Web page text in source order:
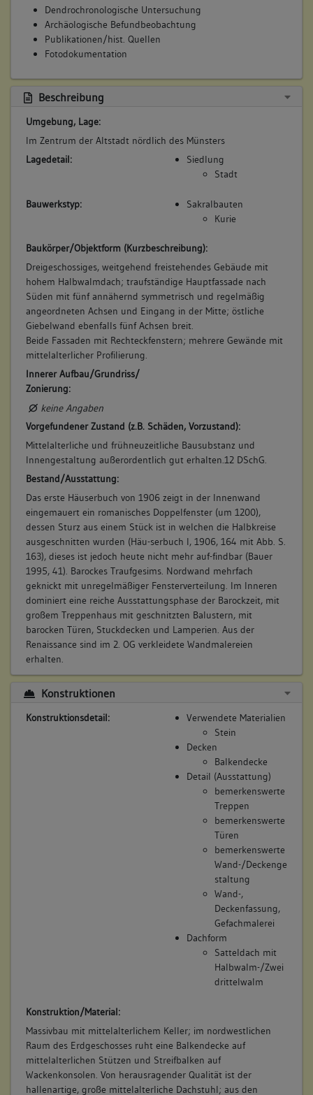
Dendrochronologische Untersuchung
Archäologische Befundbeobachtung
Publikationen/hist. Quellen
Fotodokumentation
Beschreibung
Umgebung, Lage:
Im Zentrum der Altstadt nördlich des Münsters
Lagedetail:
Siedlung
Stadt
Bauwerkstyp:
Sakralbauten
Kurie
Baukörper/Objektform (Kurzbeschreibung):
Dreigeschossiges, weitgehend freistehendes Gebäude mit
hohem Halbwalmdach; traufständige Hauptfassade nach
Süden mit fünf annähernd symmetrisch und regelmäßig
angeordneten Achsen und Eingang in der Mitte; östliche
Giebelwand ebenfalls fünf Achsen breit.
Beide Fassaden mit Rechteckfenstern; mehrere Gewände mit
mittelalterlicher Profilierung.
Innerer Aufbau/Grundriss/
Zonierung:
keine Angaben
Vorgefundener Zustand (z.B. Schäden, Vorzustand):
Mittelalterliche und frühneuzeitliche Bausubstanz und
Innengestaltung außerordentlich gut erhalten.12 DSchG.
Bestand/Ausstattung:
Das erste Häuserbuch von 1906 zeigt in der Innenwand
eingemauert ein romanisches Doppelfenster (um 1200),
dessen Sturz aus einem Stück ist in welchen die Halbkreise
ausgeschnitten wurden (Häu-serbuch I, 1906, 164 mit Abb. S.
163), dieses ist jedoch heute nicht mehr auf-findbar (Bauer
1995, 41). Barockes Traufgesims. Nordwand mehrfach
geknickt mit unregelmäßiger Fensterverteilung. Im Inneren
dominiert eine reiche Ausstattungsphase der Barockzeit, mit
großem Treppenhaus mit geschnitzten Balustern, mit
barocken Türen, Stuckdecken und Lamperien. Aus der
Renaissance sind im 2. OG verkleidete Wandmalereien
erhalten.
Konstruktionen
Konstruktionsdetail:
Verwendete Materialien
Stein
Decken
Balkendecke
Detail (Ausstattung)
bemerkenswerte
Treppen
bemerkenswerte
Türen
bemerkenswerte
Wand-/Deckenge
staltung
Wand-,
Deckenfassung,
Gefachmalerei
Dachform
Satteldach mit
Halbwalm-/Zwei
drittelwalm
Konstruktion/Material:
Massivbau mit mittelalterlichem Keller; im nordwestlichen
Raum des Erdgeschosses ruht eine Balkendecke auf
mittelalterlichen Stützen und Streifbalken auf
Wackenkonsolen. Von herausragender Qualität ist der
hallenartige, große mittelalterliche Dachstuhl; aus den